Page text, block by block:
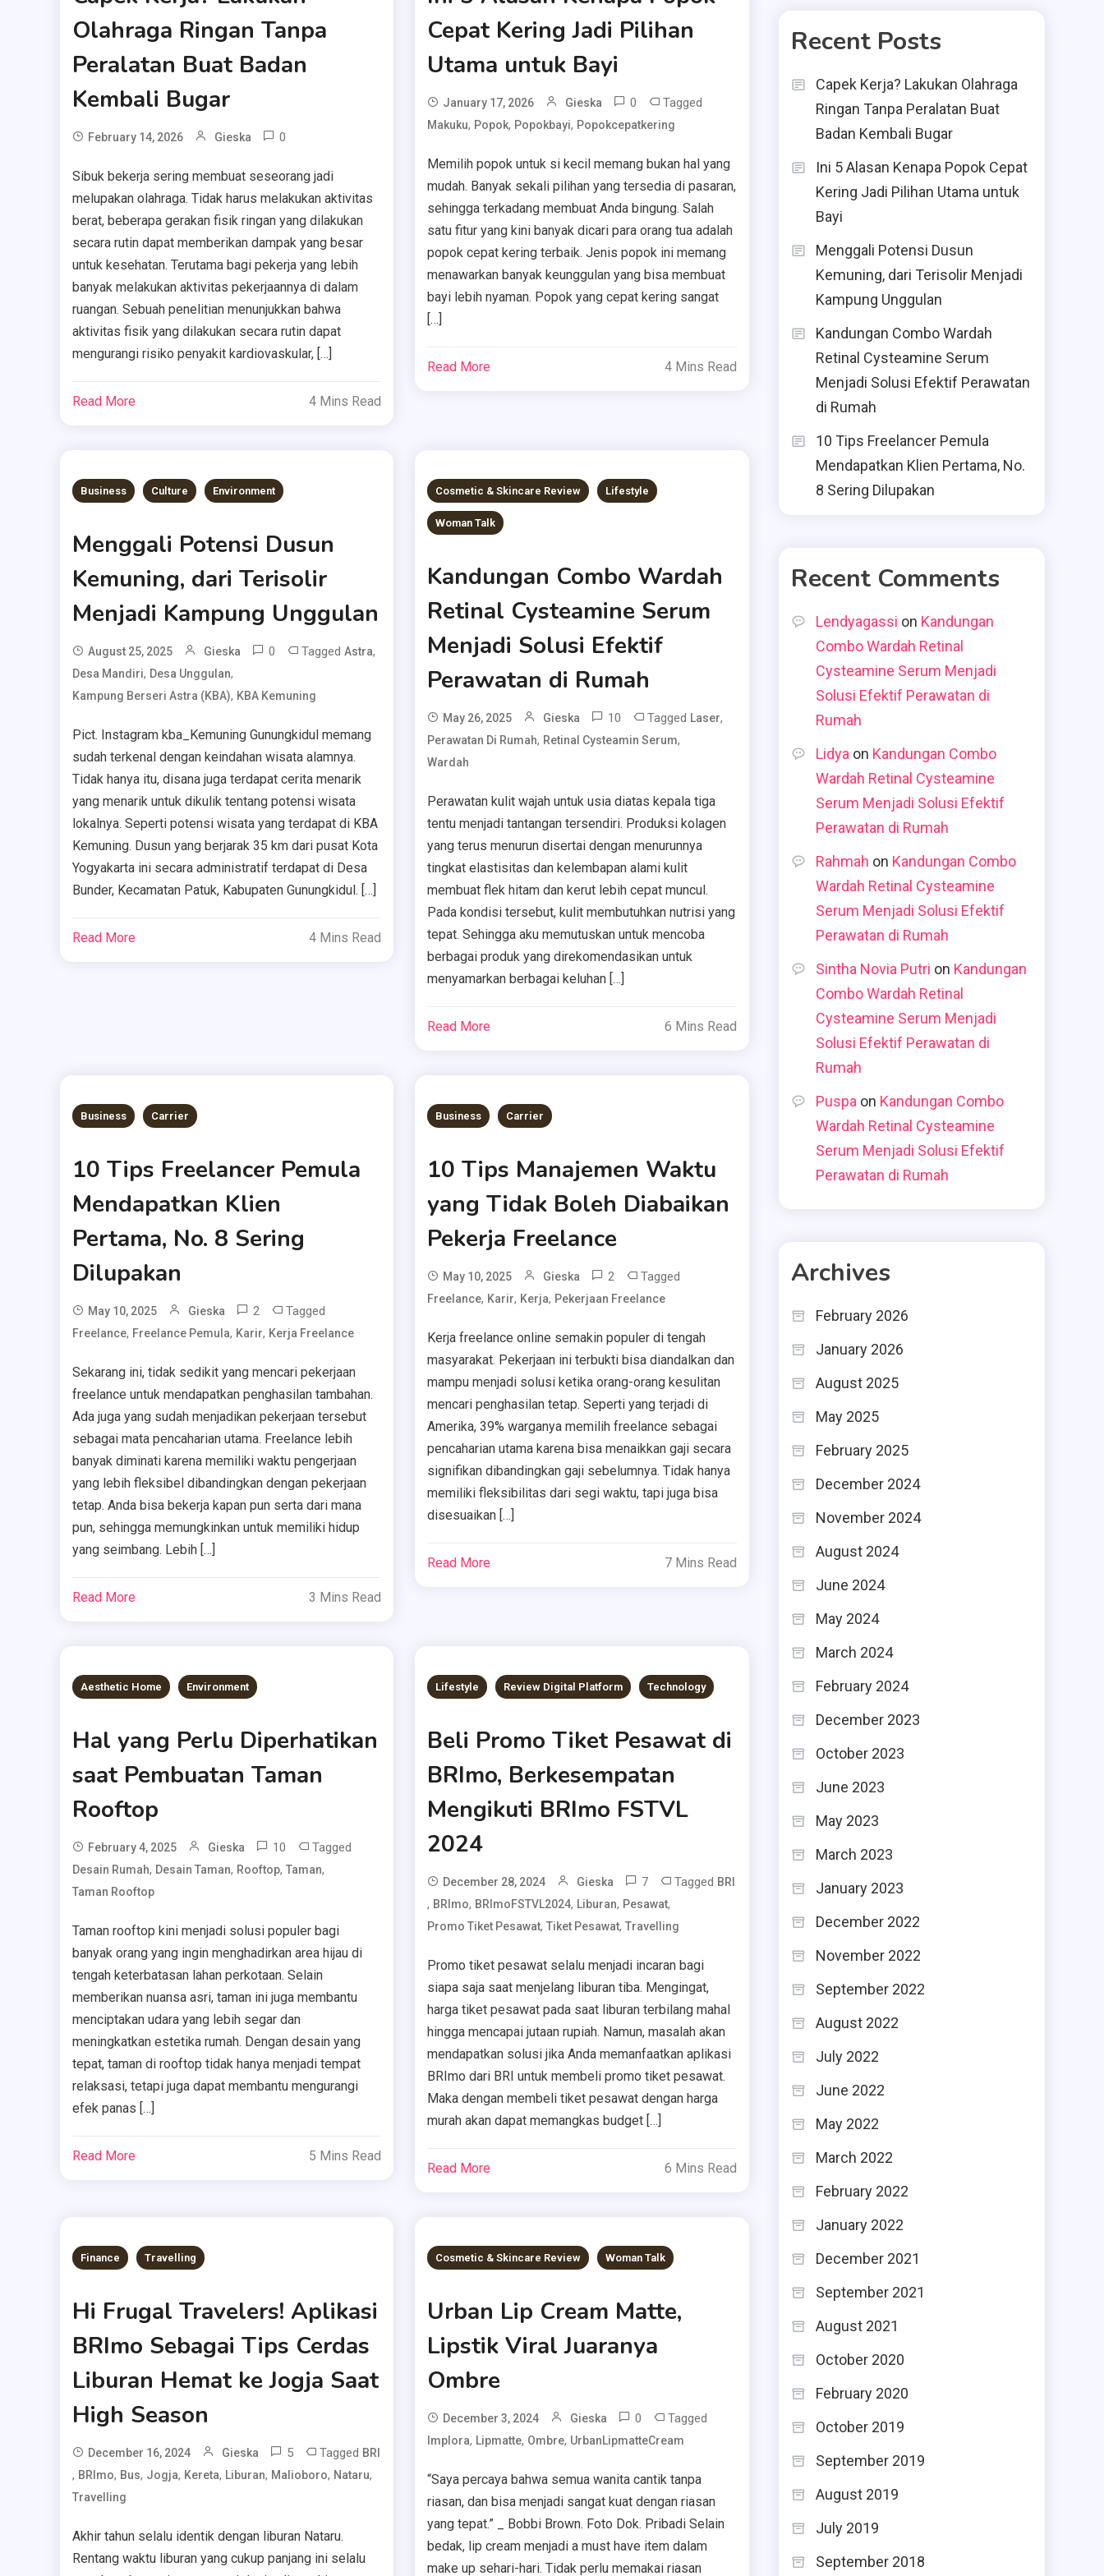
Olahraga Ringan Tanpa
Peralatan Buat Badan
Kembali Bugar
February 14, 2026 Gieska 0
Sibuk bekerja sering membuat seseorang jadi
melupakan olahraga. Tidak harus melakukan aktivitas
berat, beberapa gerakan fisik ringan yang dilakukan
secara rutin dapat memberikan dampak yang besar
untuk kesehatan. Terutama bagi pekerja yang lebih
banyak melakukan aktivitas pekerjaannya di dalam
ruangan. Sebuah penelitian menunjukkan bahwa
aktivitas fisik yang dilakukan secara rutin dapat
mengurangi risiko penyakit kardiovaskular, […]
Read More 4 Mins Read
Cepat Kering Jadi Pilihan
Utama untuk Bayi
January 17, 2026 Gieska 0 Tagged
Makuku, Popok, Popokbayi, Popokcepatkering
Memilih popok untuk si kecil memang bukan hal yang
mudah. Banyak sekali pilihan yang tersedia di pasaran,
sehingga terkadang membuat Anda bingung. Salah
satu fitur yang kini banyak dicari para orang tua adalah
popok cepat kering terbaik. Jenis popok ini memang
menawarkan banyak keunggulan yang bisa membuat
bayi lebih nyaman. Popok yang cepat kering sangat
[…]
Read More 4 Mins Read
Business Culture Environment
Menggali Potensi Dusun
Kemuning, dari Terisolir
Menjadi Kampung Unggulan
August 25, 2025 Gieska 0 Tagged Astra,
Desa Mandiri, Desa Unggulan,
Kampung Berseri Astra (KBA), KBA Kemuning
Pict. Instagram kba_Kemuning Gunungkidul memang
sudah terkenal dengan keindahan wisata alamnya.
Tidak hanya itu, disana juga terdapat cerita menarik
yang menarik untuk dikulik tentang potensi wisata
lokalnya. Seperti potensi wisata yang terdapat di KBA
Kemuning. Dusun yang berjarak 35 km dari pusat Kota
Yogyakarta ini secara administratif terdapat di Desa
Bunder, Kecamatan Patuk, Kabupaten Gunungkidul. […]
Read More 4 Mins Read
Cosmetic & Skincare Review Lifestyle
Woman Talk
Kandungan Combo Wardah
Retinal Cysteamine Serum
Menjadi Solusi Efektif
Perawatan di Rumah
May 26, 2025 Gieska 10 Tagged Laser,
Perawatan Di Rumah, Retinal Cysteamin Serum,
Wardah
Perawatan kulit wajah untuk usia diatas kepala tiga
tentu menjadi tantangan tersendiri. Produksi kolagen
yang terus menurun disertai dengan menurunnya
tingkat elastisitas dan kelembapan alami kulit
membuat flek hitam dan kerut lebih cepat muncul.
Pada kondisi tersebut, kulit membutuhkan nutrisi yang
tepat. Sehingga aku memutuskan untuk mencoba
berbagai produk yang direkomendasikan untuk
menyamarkan berbagai keluhan […]
Read More 6 Mins Read
Business Carrier
10 Tips Freelancer Pemula
Mendapatkan Klien
Pertama, No. 8 Sering
Dilupakan
May 10, 2025 Gieska 2 Tagged
Freelance, Freelance Pemula, Karir, Kerja Freelance
Sekarang ini, tidak sedikit yang mencari pekerjaan
freelance untuk mendapatkan penghasilan tambahan.
Ada juga yang sudah menjadikan pekerjaan tersebut
sebagai mata pencaharian utama. Freelance lebih
banyak diminati karena memiliki waktu pengerjaan
yang lebih fleksibel dibandingkan dengan pekerjaan
tetap. Anda bisa bekerja kapan pun serta dari mana
pun, sehingga memungkinkan untuk memiliki hidup
yang seimbang. Lebih […]
Read More 3 Mins Read
Business Carrier
10 Tips Manajemen Waktu
yang Tidak Boleh Diabaikan
Pekerja Freelance
May 10, 2025 Gieska 2 Tagged
Freelance, Karir, Kerja, Pekerjaan Freelance
Kerja freelance online semakin populer di tengah
masyarakat. Pekerjaan ini terbukti bisa diandalkan dan
mampu menjadi solusi ketika orang-orang kesulitan
mencari penghasilan tetap. Seperti yang terjadi di
Amerika, 39% warganya memilih freelance sebagai
pencaharian utama karena bisa menaikkan gaji secara
signifikan dibandingkan gaji sebelumnya. Tidak hanya
memiliki fleksibilitas dari segi waktu, tapi juga bisa
disesuaikan […]
Read More 7 Mins Read
Aesthetic Home Environment
Hal yang Perlu Diperhatikan
saat Pembuatan Taman
Rooftop
February 4, 2025 Gieska 10 Tagged
Desain Rumah, Desain Taman, Rooftop, Taman,
Taman Rooftop
Taman rooftop kini menjadi solusi populer bagi
banyak orang yang ingin menghadirkan area hijau di
tengah keterbatasan lahan perkotaan. Selain
memberikan nuansa asri, taman ini juga membantu
menciptakan udara yang lebih segar dan
meningkatkan estetika rumah. Dengan desain yang
tepat, taman di rooftop tidak hanya menjadi tempat
relaksasi, tetapi juga dapat membantu mengurangi
efek panas […]
Read More 5 Mins Read
Lifestyle Review Digital Platform Technology
Beli Promo Tiket Pesawat di
BRImo, Berkesempatan
Mengikuti BRImo FSTVL
2024
December 28, 2024 Gieska 7 Tagged BRI
, BRImo, BRImoFSTVL2024, Liburan, Pesawat,
Promo Tiket Pesawat,Tiket Pesawat,Travelling
Promo tiket pesawat selalu menjadi incaran bagi
siapa saja saat menjelang liburan tiba. Mengingat,
harga tiket pesawat pada saat liburan terbilang mahal
hingga mencapai jutaan rupiah. Namun, masalah akan
mendapatkan solusi jika Anda memanfaatkan aplikasi
BRImo dari BRI untuk membeli promo tiket pesawat.
Maka dengan membeli tiket pesawat dengan harga
murah akan dapat memangkas budget […]
Read More 6 Mins Read
Finance Travelling
Hi Frugal Travelers! Aplikasi
BRImo Sebagai Tips Cerdas
Liburan Hemat ke Jogja Saat
High Season
December 16, 2024 Gieska 5 Tagged BRI
, BRImo, Bus, Jogja, Kereta, Liburan, Malioboro, Nataru,
Travelling
Akhir tahun selalu identik dengan liburan Nataru.
Rentang waktu liburan yang cukup panjang ini selalu
Cosmetic & Skincare Review Woman Talk
Urban Lip Cream Matte,
Lipstik Viral Juaranya
Ombre
December 3, 2024 Gieska 0 Tagged
Implora, Lipmatte, Ombre, UrbanLipmatteCream
“Saya percaya bahwa semua wanita cantik tanpa
riasan, dan bisa menjadi sangat kuat dengan riasan
yang tepat.” _ Bobbi Brown. Foto Dok. Pribadi Selain
bedak, lip cream menjadi a must have item dalam
make up sehari-hari. Tidak perlu memakai riasan
Recent Posts
Capek Kerja? Lakukan Olahraga
Ringan Tanpa Peralatan Buat
Badan Kembali Bugar
Ini 5 Alasan Kenapa Popok Cepat
Kering Jadi Pilihan Utama untuk
Bayi
Menggali Potensi Dusun
Kemuning, dari Terisolir Menjadi
Kampung Unggulan
Kandungan Combo Wardah
Retinal Cysteamine Serum
Menjadi Solusi Efektif Perawatan
di Rumah
10 Tips Freelancer Pemula
Mendapatkan Klien Pertama, No.
8 Sering Dilupakan
Recent Comments
Lendyagassi on Kandungan
Combo Wardah Retinal
Cysteamine Serum Menjadi
Solusi Efektif Perawatan di
Rumah
Lidya on Kandungan Combo
Wardah Retinal Cysteamine
Serum Menjadi Solusi Efektif
Perawatan di Rumah
Rahmah on Kandungan Combo
Wardah Retinal Cysteamine
Serum Menjadi Solusi Efektif
Perawatan di Rumah
Sintha Novia Putri on Kandungan
Combo Wardah Retinal
Cysteamine Serum Menjadi
Solusi Efektif Perawatan di
Rumah
Puspa on Kandungan Combo
Wardah Retinal Cysteamine
Serum Menjadi Solusi Efektif
Perawatan di Rumah
Archives
February 2026
January 2026
August 2025
May 2025
February 2025
December 2024
November 2024
August 2024
June 2024
May 2024
March 2024
February 2024
December 2023
October 2023
June 2023
May 2023
March 2023
January 2023
December 2022
November 2022
September 2022
August 2022
July 2022
June 2022
May 2022
March 2022
February 2022
January 2022
December 2021
September 2021
August 2021
October 2020
February 2020
October 2019
September 2019
August 2019
July 2019
September 2018